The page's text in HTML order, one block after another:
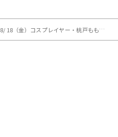
8/ 18（金）コスプレイヤー・桃戸ももと内田理央、お互いに憧れているところは…？【内田理央のレコメン！FRIDAY】